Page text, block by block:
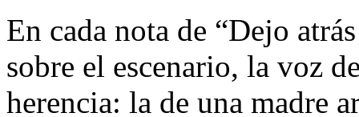
En cada nota de “Dejo
sobre el escenario, la voz
herencia: la de una madre